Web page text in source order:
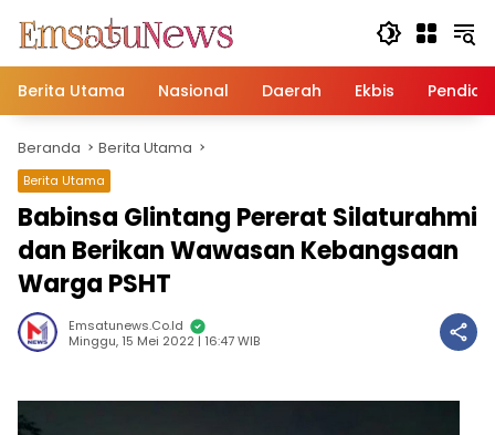
konten
Berita Utama
Nasional Daerah Ekbis
Beranda Berita Utama
Berita Utama
Babinsa Glintang Pererat Silaturahmi
dan Berikan Wawasan Kebangsaan
Warga PSHT
Emsatunews.co.id
Minggu, 15 Mei 2022 | 16:47 WIB